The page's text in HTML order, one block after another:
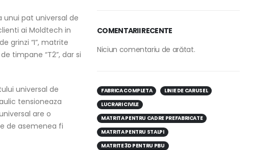
pat universal de
ai Moldtech in
grinzi “I”, matrite
timpane “T2”, dar si
universal de
tensioneaza
are o
de asemenea fi
COMENTARII RECENTE
Niciun comentariu de arătat.
FABRICA COMPLETA
LINIE DE CARUSEL
LUCRARI CIVILE
MATRITA PENTRU CADRE PREFABRICATE
MATRITA PENTRU STALPI
MATRITE 3D PENTRU PBU